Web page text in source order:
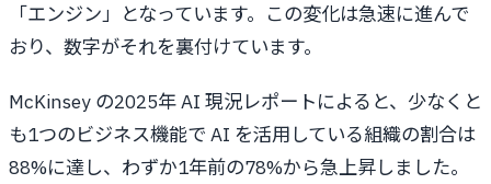
「エンジン」となっています。この変化は急速に進んで
おり、数字がそれを裏付けています。
McKinsey の2025年 AI 現況レポートによると、少なくと
も1つのビジネス機能で AI を活用している組織の割合は
88%に達し、わずか1年前の78%から急上昇しました。